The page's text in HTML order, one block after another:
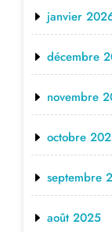
janvier
décembre
novembre
octobre
septembre
août 2025